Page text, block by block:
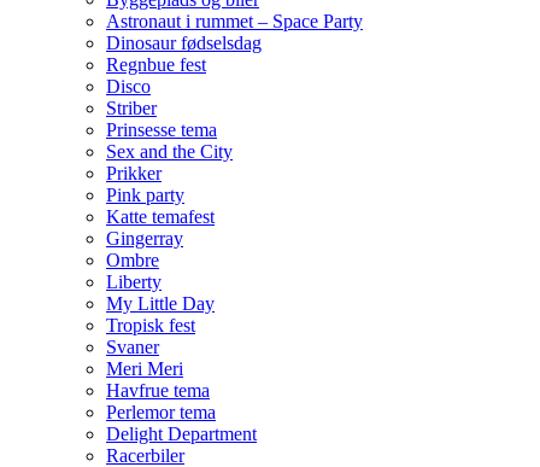
Astronaut i rummet – Space Party
Dinosaur fødselsdag
Regnbue fest
Disco
Striber
Prinsesse tema
Sex and the City
Prikker
Pink party
Katte temafest
Gingerray
Ombre
Liberty
My Little Day
Tropisk fest
Svaner
Meri Meri
Havfrue tema
Perlemor tema
Delight Department
Racerbiler